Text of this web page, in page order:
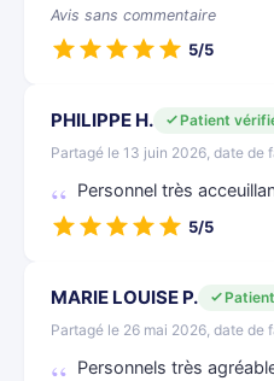
Avis sans commentaire
5/5
PHILIPPE H.
Patient
Partagé le 13 juin 2026, date de
Personnel très
5/5
MARIE LOUISE P.
Partagé le 26 mai 2026, date de
Personnels très